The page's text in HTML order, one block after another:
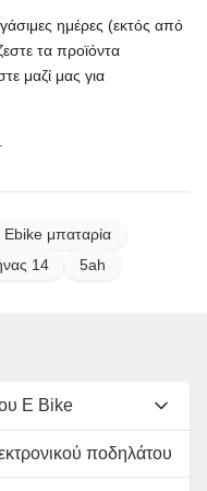
ημέρες (εκτός από
τα προϊόντα
μαζί μας για
μπαταρία
14
5ah
E Bike
ποδηλάτου